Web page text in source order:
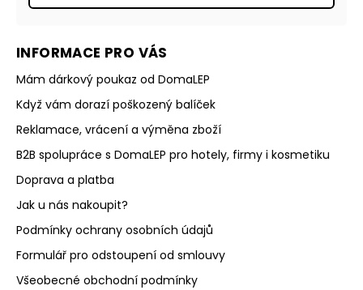
INFORMACE PRO VÁS
Mám dárkový poukaz od DomaLEP
Když vám dorazí poškozený balíček
Reklamace, vrácení a výměna zboží
B2B spolupráce s DomaLEP pro hotely, firmy i kosmetiku
Doprava a platba
Jak u nás nakoupit?
Podmínky ochrany osobních údajů
Formulář pro odstoupení od smlouvy
Všeobecné obchodní podmínky